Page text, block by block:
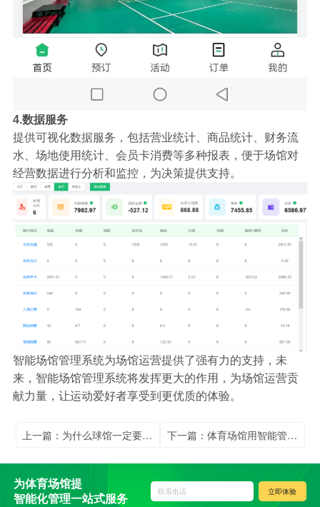
4.数据服务
提供可视化数据服务，包括营业统计、商品统计、财务流
水、场地使用统计、会员卡消费等多种报表，便于场馆对
经营数据进行分析和监控，为决策提供支持。
智能场馆管理系统为场馆运营提供了强有力的支持，未
来，智能场馆管理系统将发挥更大的作用，为场馆运营贡
献力量，让运动爱好者享受到更优质的体验。
上一篇：为什么球馆一定要用管理软件？ 下一篇：体育场馆用智能管理系统，省时省心
为体育场馆提
智能化管理一站式服务
联系电话 立即体验